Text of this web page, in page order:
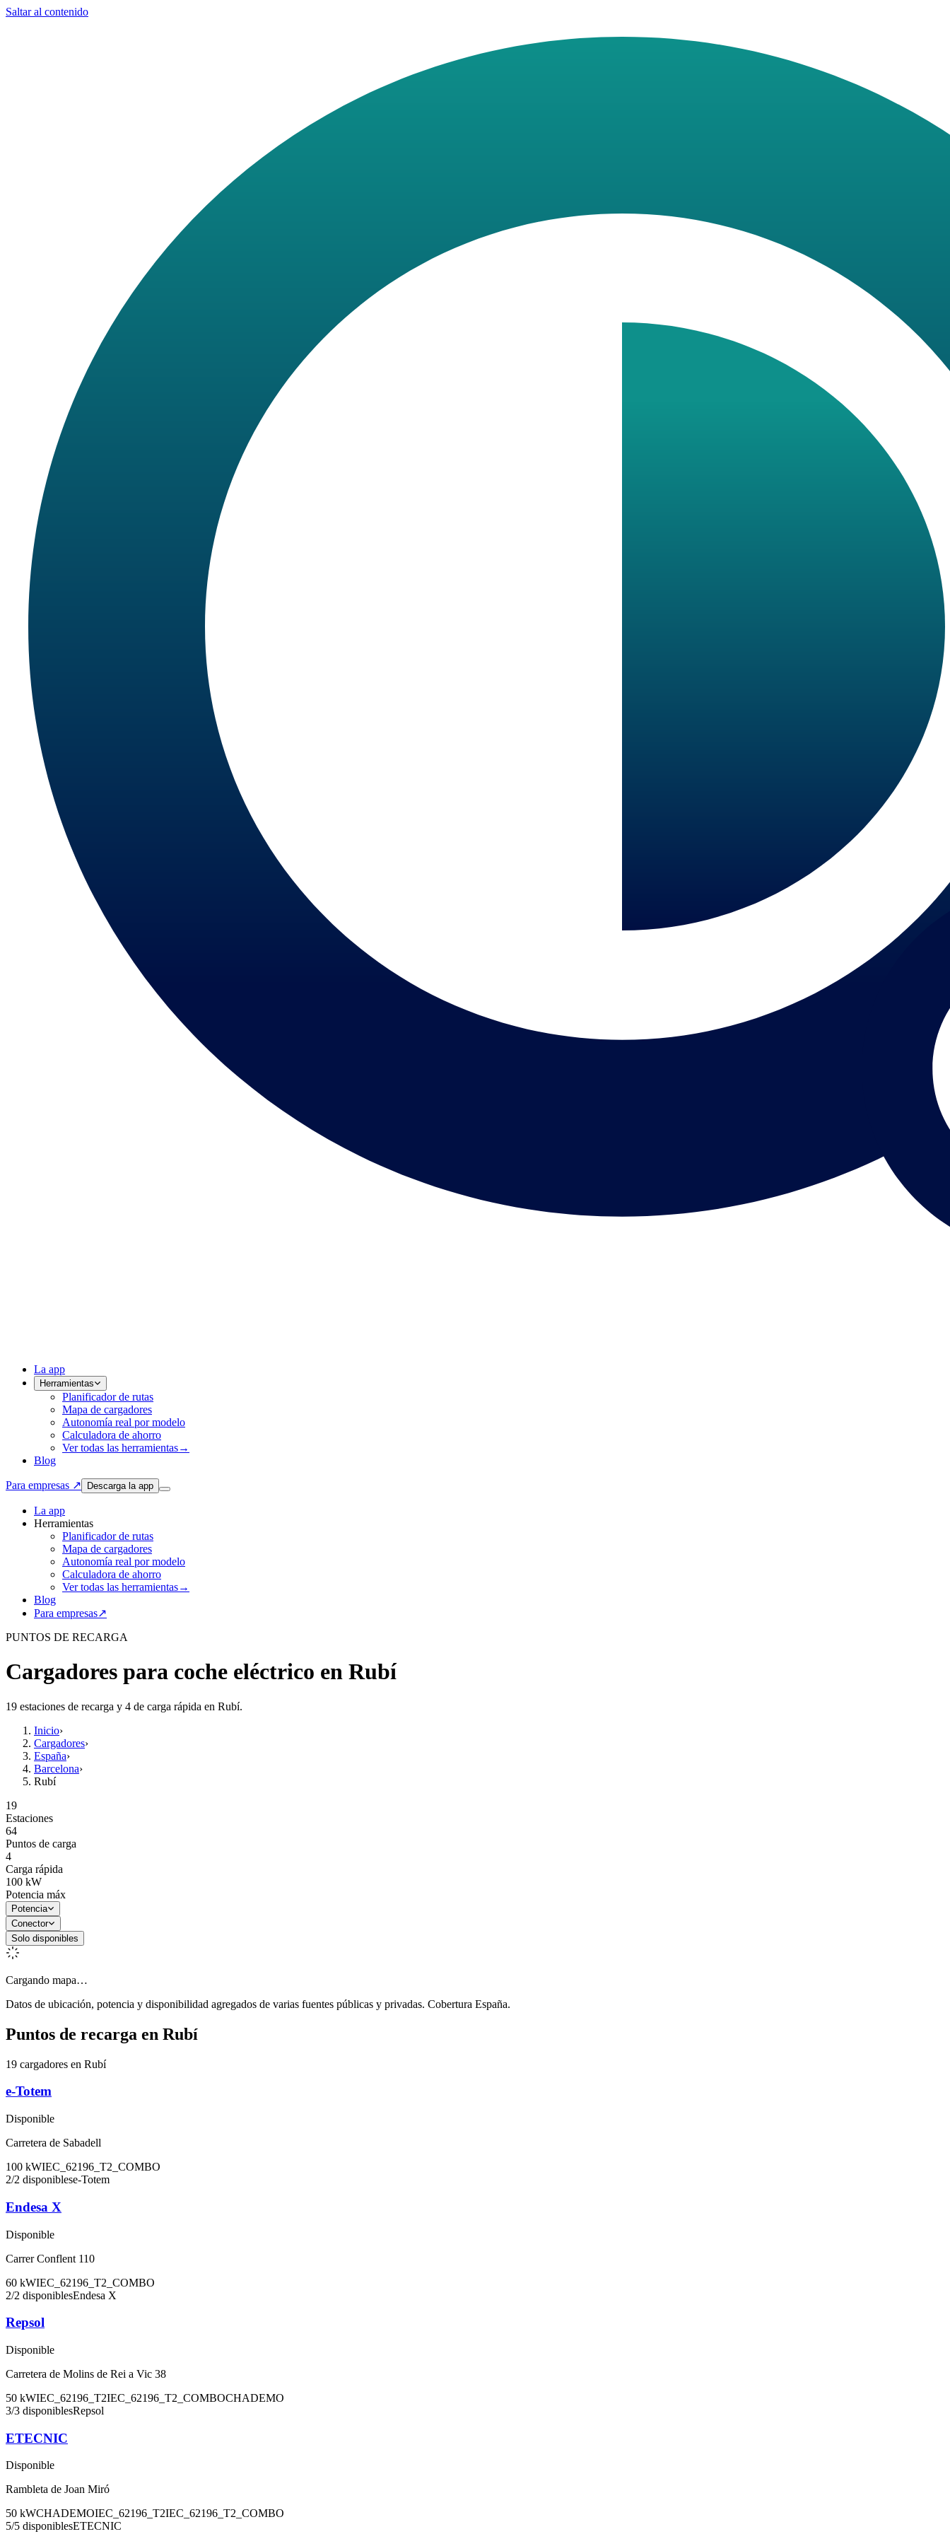
Saltar al contenido
La app
Herramientas
Planificador de rutas
Mapa de cargadores
Autonomía real por modelo
Calculadora de ahorro
Ver todas las herramientas→
Blog
Para empresas ↗ Descarga la app
La app
Herramientas
Planificador de rutas
Mapa de cargadores
Autonomía real por modelo
Calculadora de ahorro
Ver todas las herramientas→
Blog
Para empresas↗
PUNTOS DE RECARGA
Cargadores para coche eléctrico en Rubí
19 estaciones de recarga y 4 de carga rápida en Rubí.
Inicio›
Cargadores›
España›
Barcelona›
Rubí
19
Estaciones
64
Puntos de carga
4
Carga rápida
100 kW
Potencia máx
Potencia
Conector
Solo disponibles
Cargando mapa…
Datos de ubicación, potencia y disponibilidad agregados de varias fuentes públicas y privadas. Cobertura España.
Puntos de recarga en Rubí
19 cargadores en Rubí
e-Totem
Disponible
Carretera de Sabadell
100 kWIEC_62196_T2_COMBO
2/2 disponiblese-Totem
Endesa X
Disponible
Carrer Conflent 110
60 kWIEC_62196_T2_COMBO
2/2 disponiblesEndesa X
Repsol
Disponible
Carretera de Molins de Rei a Vic 38
50 kWIEC_62196_T2IEC_62196_T2_COMBOCHADEMO
3/3 disponiblesRepsol
ETECNIC
Disponible
Rambleta de Joan Miró
50 kWCHADEMOIEC_62196_T2IEC_62196_T2_COMBO
5/5 disponiblesETECNIC